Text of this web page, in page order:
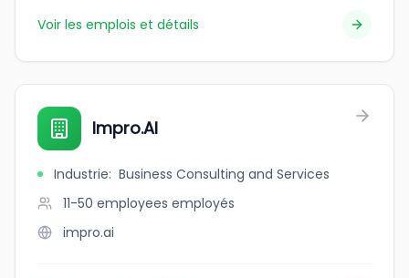
Voir les emplois et détails
Impro.AI
Industrie: Business Consulting and Services
11-50 employees employés
impro.ai